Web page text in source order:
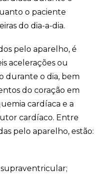
o paciente
do dia-a-dia.
pelo aparelho, é
acelerações ou
durante o dia, bem
do coração em
cardíaca e a
cardíaco. Entre
pelo aparelho, estão: